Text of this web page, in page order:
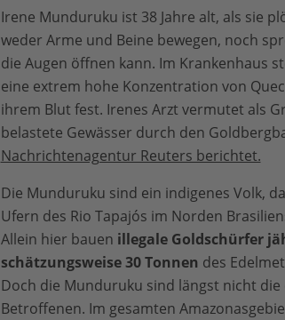
Irene Munduruku ist 38 Jahre alt, als sie
weder Arme und Beine bewegen, noch
die Augen öffnen kann. Im Krankenhaus
eine extrem hohe Konzentration von
ihrem Blut fest. Irenes Arzt vermutet als
belastete Gewässer durch den
Nachrichtenagentur Reuters berichtet.
Die Munduruku sind ein indigenes Volk,
Ufern des Rio Tapajós im Norden
Allein hier bauen illegale Goldschürfer
schätzungsweise 30 Tonnen des
Doch die Munduruku sind längst nicht die
Betroffenen. Im gesamten